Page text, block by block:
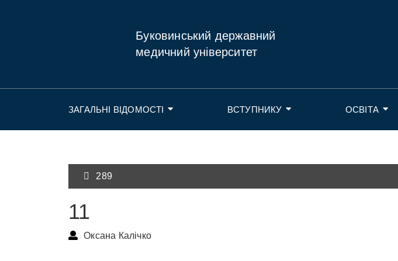
Буковинський державний
медичний університет
ЗАГАЛЬНІ ВІДОМОСТІ ВСТУПНИКУ ОСВІТА
289
11
Оксана Калічко